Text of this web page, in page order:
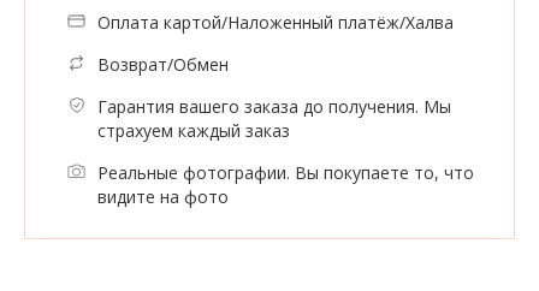
Оплата картой/Наложенный платёж/Халва
Возврат/Обмен
Гарантия вашего заказа до получения. Мы
страхуем каждый заказ
Реальные фотографии. Вы покупаете то, что
видите на фото